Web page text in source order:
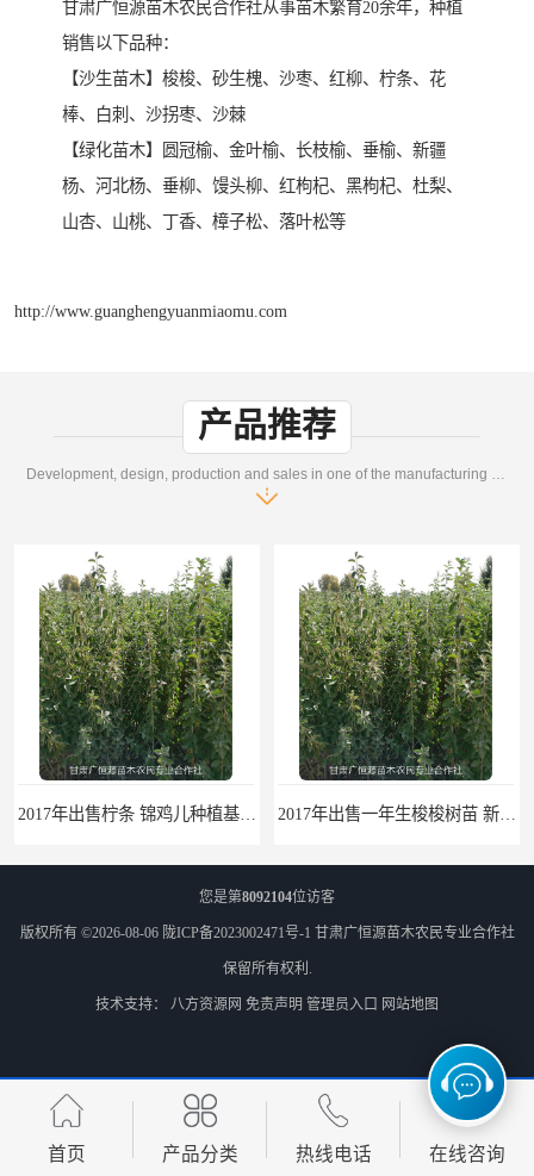
甘肃广恒源苗木农民合作社从事苗木繁育20余年，种植
销售以下品种：
【沙生苗木】梭梭、砂生槐、沙枣、红柳、柠条、花
棒、白刺、沙拐枣、沙棘
【绿化苗木】圆冠榆、金叶榆、长枝榆、垂榆、新疆
杨、河北杨、垂柳、馒头柳、红枸杞、黑枸杞、杜梨、
山杏、山桃、丁香、樟子松、落叶松等
http://www.guanghengyuanmiaomu.com
产品推荐
梭梭树苗|梭梭草|种植肉苁蓉专用梭梭树
您是第8092104位访客
版权所有 ©2026-08-06 陇ICP备2023002471号-1 甘肃广恒源苗木农民专业合作社
保留所有权利.
技术支持： 八方资源网 免责声明 管理员入口 网站地图
首页 产品分类 热线电话 在线咨询